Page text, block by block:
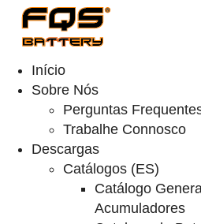
Início
Sobre Nós
Perguntas
Trabalhe Connosco
Descargas
Catálogos (ES)
Catálogo
Acumuladores